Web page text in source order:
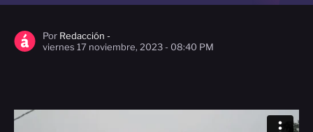
Por Redacción -
viernes 17 noviembre, 2023 - 08:40 PM